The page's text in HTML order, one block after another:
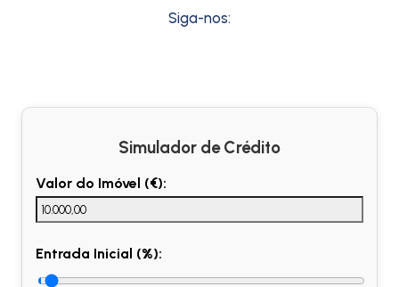
Siga-nos:
Simulador de Crédito
Valor do Imóvel (€):
Entrada Inicial (%):